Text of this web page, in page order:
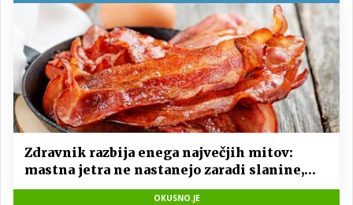
Zdravnik razbija enega največjih mitov:
mastna jetra ne nastanejo zaradi slanine,
temveč zaradi živila, ki ga imamo vsi radi
OKUSNO.JE